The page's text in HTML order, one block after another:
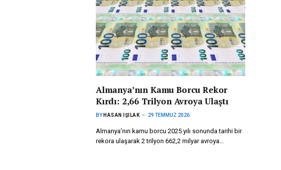
Almanya’nın Kamu Borcu Rekor
Kırdı: 2,66 Trilyon Avroya Ulaştı
BY HASAN IŞILAK 29 TEMMUZ 2026
Almanya’nın kamu borcu 2025 yılı sonunda tarihi bir
rekora ulaşarak 2 trilyon 662,2 milyar avroya…